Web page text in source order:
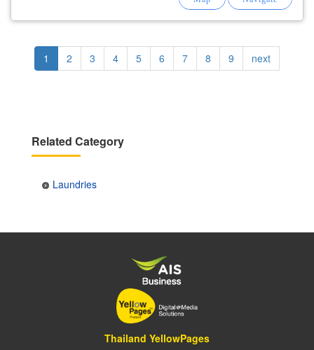
โฮสเทล หากคุณเป็นเจ้าของธุรกิจโรงแรมที่พัก
Pagination
Current
page
1 Page
2 Page
3 Page
4 Page
5 Page
6 Page
7 Page
8 Page
9
Next
page
next
Related Category
Laundries
Thailand YellowPages